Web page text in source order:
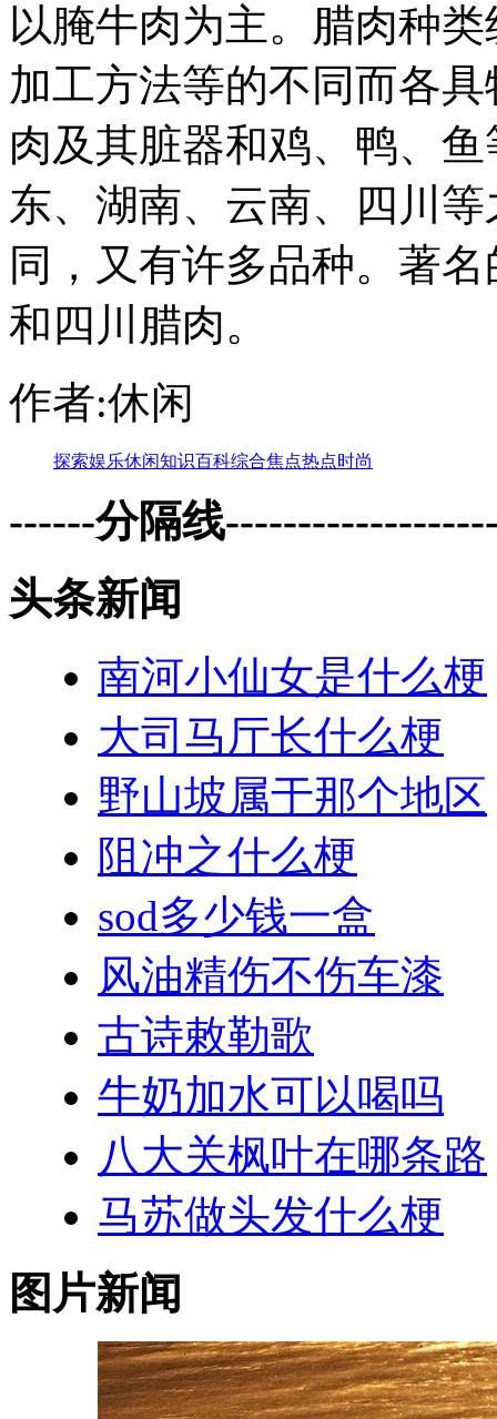
以腌牛肉为主。腊肉种
加工方法等的不同而各
肉及其脏器和鸡、鸭、
东、湖南、云南、四川
同，又有许多品种。著
和四川腊肉。
作者:休闲
探索娱乐休闲知识百科综合焦点热点时尚
------分隔线
头条新闻
南河小仙女是什么梗
大司马厅长什么梗
野山坡属于那个地区
阻冲之什么梗
sod多少钱一盒
风油精伤不伤车漆
古诗敕勒歌
牛奶加水可以喝吗
八大关枫叶在哪条路
马苏做头发什么梗
图片新闻